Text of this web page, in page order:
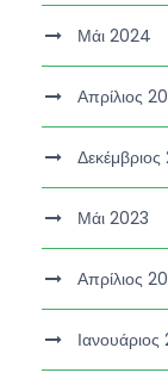
Μάι 2024
Απρίλιος
Μάι 2023
Απρίλιος